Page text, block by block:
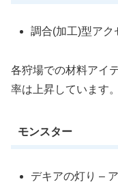
調合(加工)型アク
各狩場での材料アイ
率は上昇しています。
モンスター
デキアの灯り –